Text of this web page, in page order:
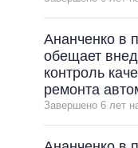
Ананченко в
обещает
контроль
ремонта
Завершено 6 лет